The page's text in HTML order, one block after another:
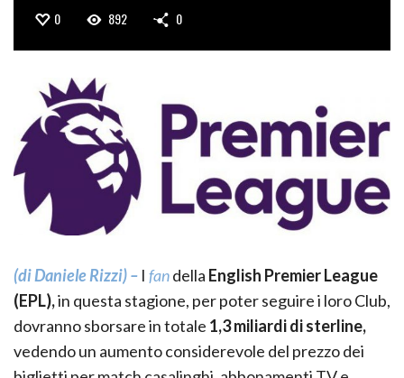
0 892 0
(di Daniele Rizzi) – I fandella English Premier League
(EPL),in questa stagione, per poter seguire i loro Club,
dovranno sborsare in totale 1,3 miliardi di sterline,
vedendo un aumento considerevole del prezzo dei